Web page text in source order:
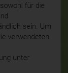
für die
sein. Um
verwendeten
unter